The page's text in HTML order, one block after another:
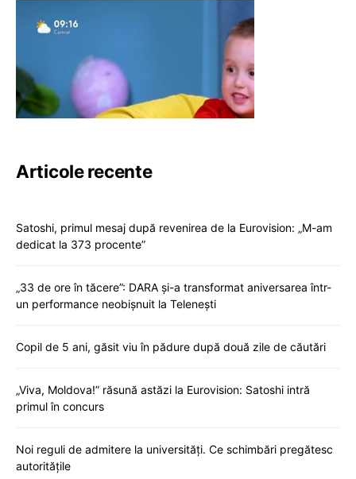
Articole recente
Satoshi, primul mesaj după revenirea de la Eurovision: „M-am
dedicat la 373 procente”
„33 de ore în tăcere”: DARA și-a transformat aniversarea într-
un performance neobișnuit la Telenești
Copil de 5 ani, găsit viu în pădure după două zile de căutări
„Viva, Moldova!” răsună astăzi la Eurovision: Satoshi intră
primul în concurs
Noi reguli de admitere la universități. Ce schimbări pregătesc
autoritățile